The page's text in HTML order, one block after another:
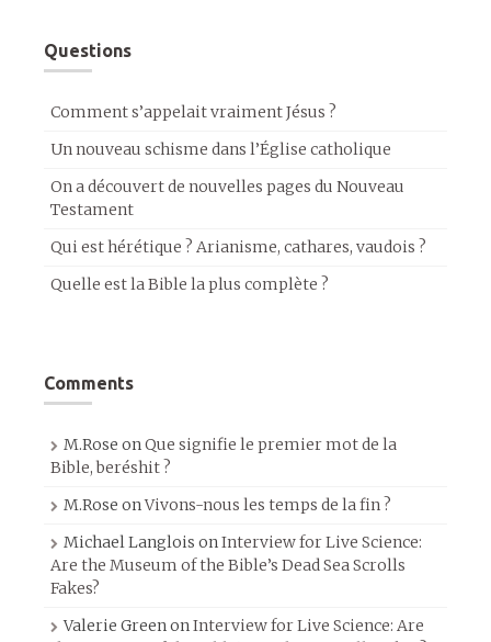
Questions
Comment s’appelait vraiment Jésus ?
Un nouveau schisme dans l’Église catholique
On a découvert de nouvelles pages du Nouveau
Testament
Qui est hérétique ? Arianisme, cathares, vaudois ?
Quelle est la Bible la plus complète ?
Comments
M.Rose onQue signifie le premier mot de la
Bible, beréshit ?
M.Rose onVivons-nous les temps de la fin ?
Michael Langlois onInterview for Live Science:
Are the Museum of the Bible’s Dead Sea Scrolls
Fakes?
Valerie GreenonInterview for Live Science: Are